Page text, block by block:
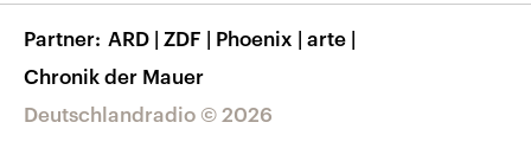
Barrierefreiheit
Deutschlandradio © 2026
Partner ARD | ZDF | Phoenix | arte |
Chronik der Mauer